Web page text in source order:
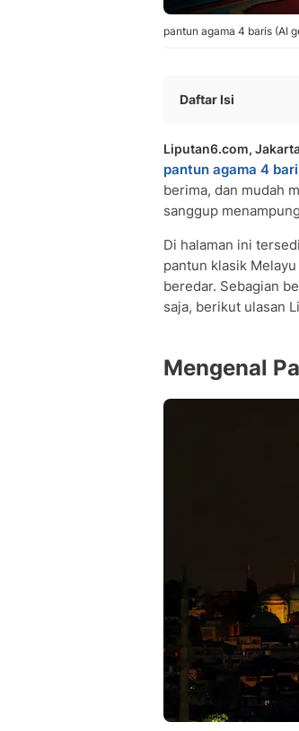
pantun agama 4 baris (AI
Daftar Isi
• Apa Itu Pantun
• Struktur dan Ciri
• Mengapa Pantun
Pantun Agama 4
Pantun Agama 4
Pantun Agama 4
Pantun Agama 4
Pantun Agama 4
Pantun Agama 4
• Fakta Menarik
• Cara Membuat
• Momen Terbaik
Pertanyaan yang
• Apa yang
• Apa saja tema
• Bagaimana cara
Liputan6.com,
pantun agama 4
berima, dan mudah
sanggup
Di halaman ini
pantun klasik
beredar. Sebagian
saja, berikut ulasan
Mengenal